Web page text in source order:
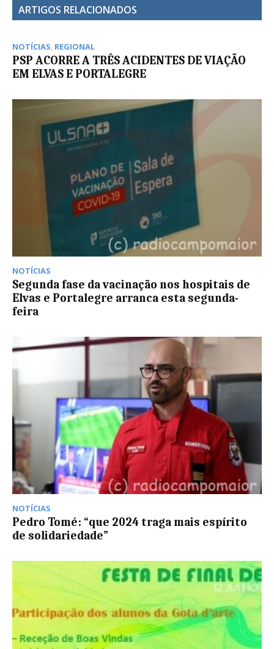
ARTIGOS RELACIONADOS
NOTÍCIAS, REGIONAL
PSP ACORRE A TRÊS ACIDENTES DE VIAÇÃO
EM ELVAS E PORTALEGRE
NOTÍCIAS
Segunda fase da vacinação nos hospitais de
Elvas e Portalegre arranca esta segunda-
feira
NOTÍCIAS
Pedro Tomé: “que 2024 traga mais espírito
de solidariedade”